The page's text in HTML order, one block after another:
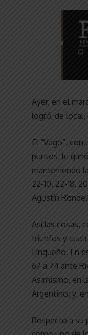
Ayer, en el
logró, de
El “Vago”,
puntos, le
manteniendo
22-10, 22-18,
Agustín
Así las cosas,
triunfos y
Linqueño. En
67 a 74 ante
Asimismo, en
Argentino; y,
Respecto a su